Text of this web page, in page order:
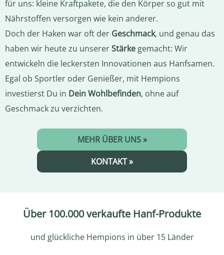
für uns: kleine Kraftpakete, die den Körper so gut mit
Nährstoffen versorgen wie kein anderer.
Doch der Haken war oft der Geschmack, und genau das
haben wir heute zu unsererStärke gemacht: Wir
entwickeln die leckersten Innovationen aus Hanfsamen.
Egal ob Sportler oder Genießer, mit Hempions
investierst Du in Dein Wohlbefinden, ohne auf
Geschmack zu verzichten.
MEHR ÜBER UNS »
KONTAKT »
Über 100.000 verkaufte Hanf-Produkte
und glückliche Hempions in über 15 Länder